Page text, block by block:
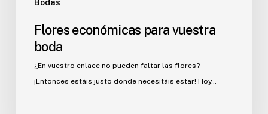
Bodas
Flores económicas para vuestra
boda
¿En vuestro enlace no pueden faltar las flores?
¡Entonces estáis justo donde necesitáis estar! Hoy…